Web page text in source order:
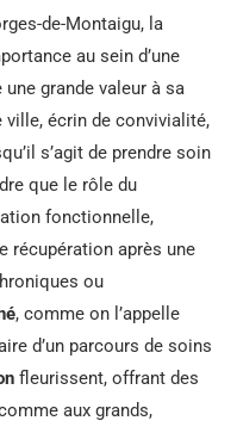
de-Montaigu, la
au sein d’une
grande valeur à sa
écrin de convivialité,
s’agit de prendre soin
que le rôle du
fonctionnelle,
récupération après une
ou
, comme on l’appelle
d’un parcours de soins
fleurissent, offrant des
aux grands,